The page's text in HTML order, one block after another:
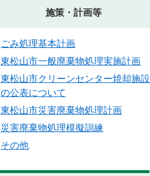
施策・計画等
ごみ処理基本計画
東松山市一般廃棄物処理実施計画
東松山市クリーンセンター焼却施設
の公表について
東松山市災害廃棄物処理計画
災害廃棄物処理模擬訓練
その他